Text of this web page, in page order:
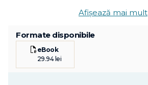
Afișează mai mult
Formate disponibile
eBook
29.94 lei